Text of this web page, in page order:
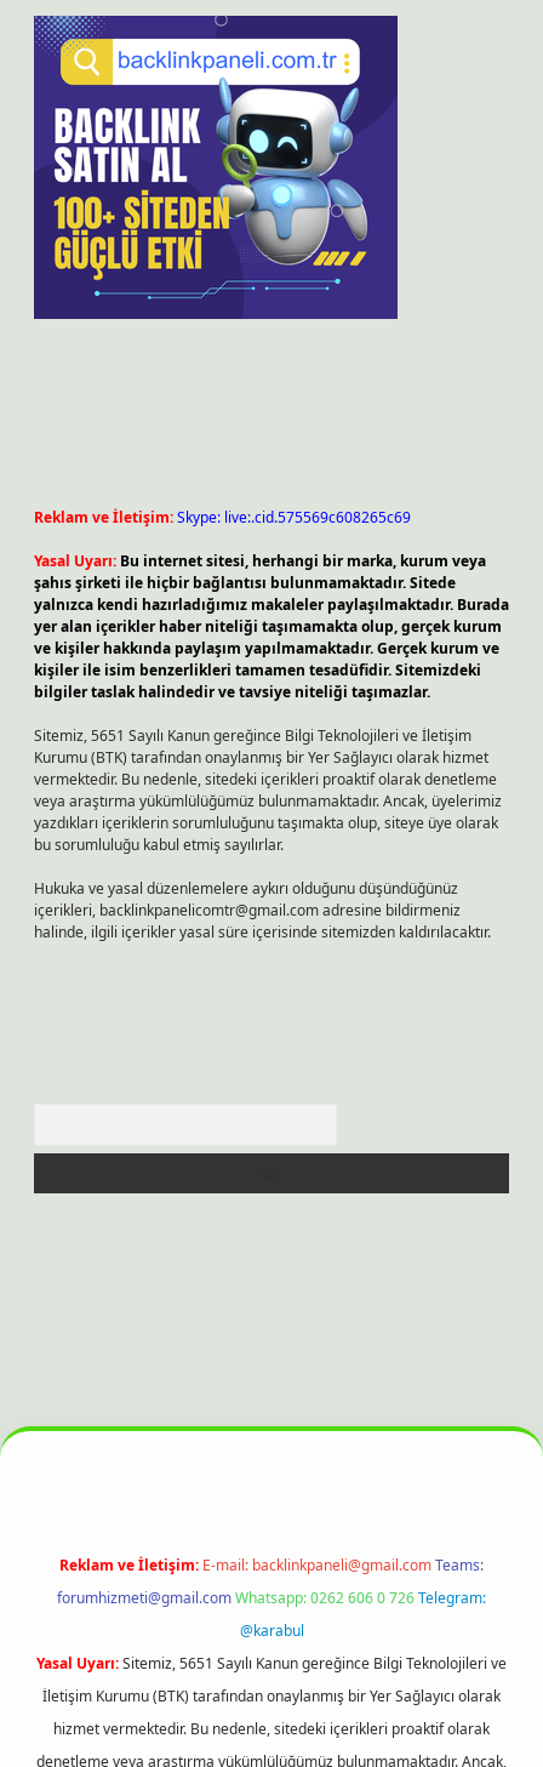
Reklam ve İletişim:Skype: live:.cid.575569c608265c69
Yasal Uyarı: Bu internet sitesi, herhangi bir marka, kurum veya
şahıs şirketi ile hiçbir bağlantısı bulunmamaktadır. Sitede
yalnızca kendi hazırladığımız makaleler paylaşılmaktadır. Burada
yer alan içerikler haber niteliği taşımamakta olup, gerçek kurum
ve kişiler hakkında paylaşım yapılmamaktadır. Gerçek kurum ve
kişiler ile isim benzerlikleri tamamen tesadüfidir. Sitemizdeki
bilgiler taslak halindedir ve tavsiye niteliği taşımazlar.
Sitemiz, 5651 Sayılı Kanun gereğince Bilgi Teknolojileri ve İletişim
Kurumu (BTK) tarafından onaylanmış bir Yer Sağlayıcı olarak hizmet
vermektedir. Bu nedenle, sitedeki içerikleri proaktif olarak denetleme
veya araştırma yükümlülüğümüz bulunmamaktadır. Ancak, üyelerimiz
yazdıkları içeriklerin sorumluluğunu taşımakta olup, siteye üye olarak
bu sorumluluğu kabul etmiş sayılırlar.
Hukuka ve yasal düzenlemelere aykırı olduğunu düşündüğünüz
içerikleri, backlinkpanelicomtr@gmail.comadresine bildirmeniz
halinde, ilgili içerikler yasal süre içerisinde sitemizden kaldırılacaktır.
bahis sitesi
Reklam ve İletişim: E-mail: backlinkpaneli@gmail.comTeams:
forumhizmeti@gmail.comWhatsapp: 0262 606 0 726Telegram:
@karabul
Yasal Uyarı:Sitemiz, 5651 Sayılı Kanun gereğince Bilgi Teknolojileri ve
İletişim Kurumu (BTK) tarafından onaylanmış bir Yer Sağlayıcı olarak
hizmet vermektedir. Bu nedenle, sitedeki içerikleri proaktif olarak
denetleme veya araştırma yükümlülüğümüz bulunmamaktadır. Ancak,